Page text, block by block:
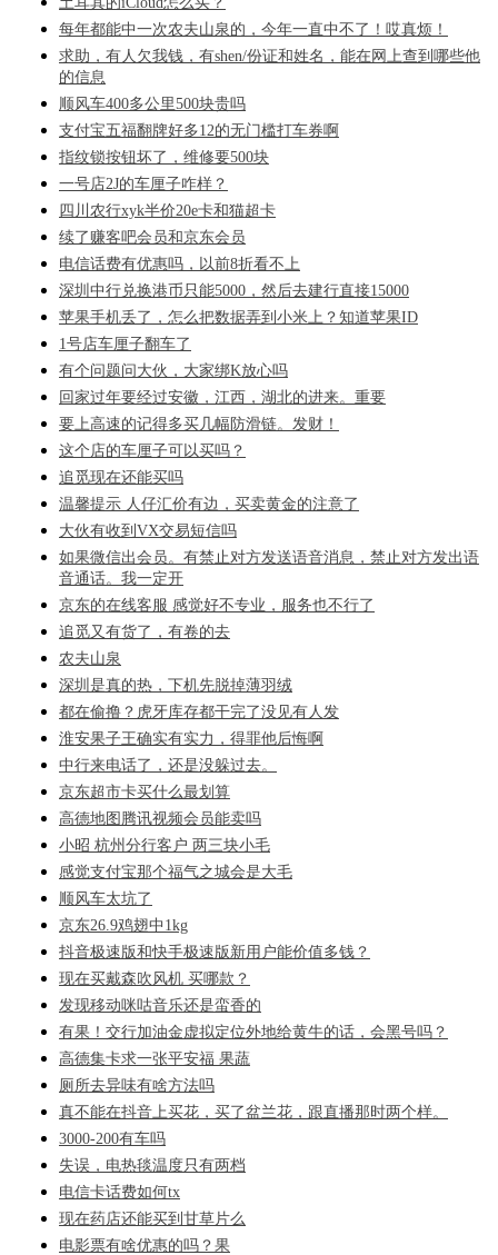
每年都能中一次农夫山泉的，今年一直中不了！哎真烦！
求助，有人欠我钱，有shen/份证和姓名，能在网上查到哪些他
的信息
顺风车400多公里500块贵吗
支付宝五福翻牌好多12的无门槛打车券啊
指纹锁按钮坏了，维修要500块
一号店2J的车厘子咋样？
四川农行xyk半价20e卡和猫超卡
续了赚客吧会员和京东会员
电信话费有优惠吗，以前8折看不上
深圳中行兑换港币只能5000，然后去建行直接15000
苹果手机丢了，怎么把数据弄到小米上？知道苹果ID
1号店车厘子翻车了
有个问题问大伙，大家绑K放心吗
回家过年要经过安徽，江西，湖北的进来。重要
要上高速的记得多买几幅防滑链。发财！
这个店的车厘子可以买吗？
追觅现在还能买吗
温馨提示 人仔汇价有边，买卖黄金的注意了
大伙有收到VX交易短信吗
如果微信出会员。有禁止对方发送语音消息，禁止对方发出语
音通话。我一定开
京东的在线客服 感觉好不专业，服务也不行了
追觅又有货了，有卷的去
农夫山泉
深圳是真的热，下机先脱掉薄羽绒
都在偷撸？虎牙库存都干完了没见有人发
淮安果子王确实有实力，得罪他后悔啊
中行来电话了，还是没躲过去。
京东超市卡买什么最划算
高德地图腾讯视频会员能卖吗
小昭 杭州分行客户 两三块小毛
感觉支付宝那个福气之城会是大毛
顺风车太坑了
京东26.9鸡翅中1kg
抖音极速版和快手极速版新用户能价值多钱？
现在买戴森吹风机 买哪款？
发现移动咪咕音乐还是蛮香的
有果！交行加油金虚拟定位外地给黄牛的话，会黑号吗？
高德集卡求一张平安福 果蔬
厕所去异味有啥方法吗
真不能在抖音上买花，买了盆兰花，跟直播那时两个样。
3000-200有车吗
失误，电热毯温度只有两档
电信卡话费如何tx
现在药店还能买到甘草片么
电影票有啥优惠的吗？果